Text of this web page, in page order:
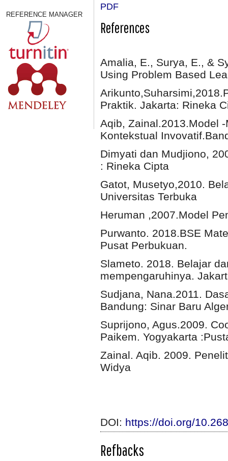
REFERENCE MANAGER
PDF
References
Amalia, E., Surya, E., &
Using Problem Based
Praktik. Jakarta: Rineka
Aqib, Zainal.2013.Model
Kontekstual
Dimyati dan Mudjiono,
: Rineka Cipta
Gatot, Musetyo,2010.
Universitas Terbuka
Heruman ,2007.Model
Purwanto. 2018.BSE
Pusat Perbukuan.
Slameto. 2018. Belajar
mempengaruhinya.
Sudjana, Nana.2011.
Bandung: Sinar Baru
Suprijono, Agus.2009.
Paikem. Yogyakarta
Zainal. Aqib. 2009.
Widya
DOI: https://doi.org/
Refbacks